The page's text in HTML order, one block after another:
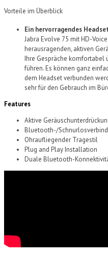
Vorteile im Überblick
Ein hervorragendes
Jabra Evolve 75 mitHD-
herausragenden, aktiven
Ihre Gespräche komfortabel
führen.Es können ganz
dem Headset verbunden
sehrfür den Gebrauch im
Features
Aktive
Bluetooth-/Schnurlosv
Ohraufliegender Tragestil
Plug and PlayInstallation
Duale Bluetooth-